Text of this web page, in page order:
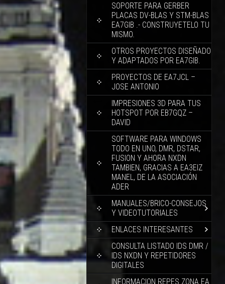
SOPORTE PARA GERBER
PLACAS DV-BLAS Y STM-BLAS
EA7GIB .- CONSTRUYETELO TU
MISMO.
OTROS PROYECTOS DISEÑADO
Y ADAPTADOS POR EA7GIB.
PROYECTOS DE EA7JCL –
JOSE ANTONIO
IMPRESIONES 3D PARA TUS
HOTSPOT POR EB7GQZ –
DAVID
SOFTWARE PARA WINDOWS
TODO EN UNO, DMR, DSTAR,
FUSION Y AHORA NXDN
TAMBIEN, GRACIAS A EA3EIZ
MANEL, DE LA ASOCIACIÓN
ADER
MANUALES/BRICO-CONSEJOS
Y VIDEOTUTORIALES
ENLACES INTERESANTES
CONSULTA LISTADO IDS DMR /
IDS NXDN Y REPETIDORES
DIGITALES
INFORMACION REPES ZONA EA